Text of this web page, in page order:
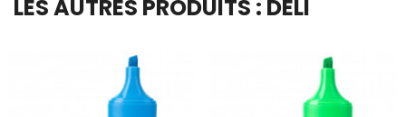
LES AUTRES PRODUITS : DELI